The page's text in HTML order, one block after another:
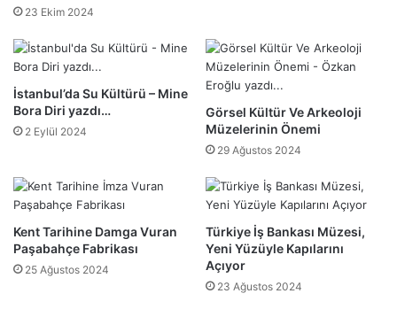
23 Ekim 2024
İstanbul’da Su Kültürü – Mine
Bora Diri yazdı…
2 Eylül 2024
Görsel Kültür Ve Arkeoloji
Müzelerinin Önemi
29 Ağustos 2024
Kent Tarihine Damga Vuran
Paşabahçe Fabrikası
25 Ağustos 2024
Türkiye İş Bankası Müzesi,
Yeni Yüzüyle Kapılarını
Açıyor
23 Ağustos 2024